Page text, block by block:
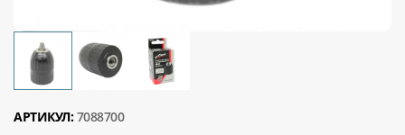
АРТИКУЛ: 7088700